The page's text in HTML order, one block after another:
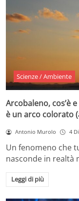
Scienze / Ambiente
Arcobaleno, cos’è
è un arco colorato
Antonio Murolo 4
Un fenomeno che
nasconde in realtà
Leggi di più